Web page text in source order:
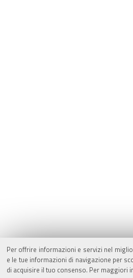
Per offrire informazioni e servizi nel
e le tue informazioni di navigazione per
di acquisire il tuo consenso. Per